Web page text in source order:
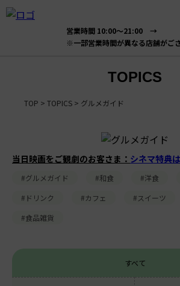
営業時間 10:00～21:00 →
※一部営業時間が異なる店舗がご
TOPICS
TOP > TOPICS > グルメガイド
当日映画をご観劇のお客さま： シネマ特典
#グルメガイド #和食 #洋食
#ドリンク
#カフェ #スイーツ
#食品雑貨
すべて